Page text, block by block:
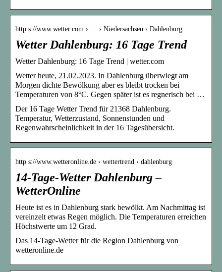
http s://www.wetter.com › … › Niedersachsen › Dahlenburg
Wetter Dahlenburg: 16 Tage Trend
Wetter Dahlenburg: 16 Tage Trend | wetter.com
Wetter heute, 21.02.2023. In Dahlenburg überwiegt am
Morgen dichte Bewölkung aber es bleibt trocken bei
Temperaturen von 8°C. Gegen später ist es regnerisch bei …
Der 16 Tage Wetter Trend für 21368 Dahlenburg.
Temperatur, Wetterzustand, Sonnenstunden und
Regenwahrscheinlichkeit in der 16 Tagesübersicht.
http s://www.wetteronline.de › wettertrend › dahlenburg
14-Tage-Wetter Dahlenburg –
WetterOnline
Heute ist es in Dahlenburg stark bewölkt. Am Nachmittag ist
vereinzelt etwas Regen möglich. Die Temperaturen erreichen
Höchstwerte um 12 Grad.
Das 14-Tage-Wetter für die Region Dahlenburg von
wetteronline.de